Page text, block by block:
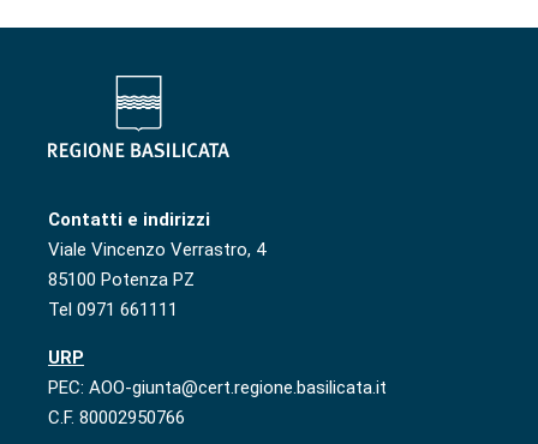
Contatti e indirizzi
Viale Vincenzo Verrastro, 4
85100 Potenza PZ
Tel 0971 661111
URP
PEC: AOO-giunta@cert.regione.basilicata.it
C.F. 80002950766